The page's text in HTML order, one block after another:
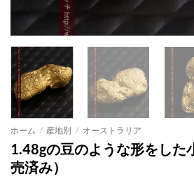
ホーム / 産地別 / オーストラリア
1.48gの豆のような形をした
売済み）